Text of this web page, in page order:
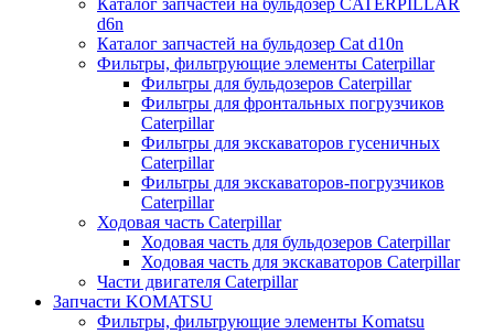
Каталог запчастей на бульдозер CATERPILLAR
d6n
Каталог запчастей на бульдозер Сat d10n
Фильтры, фильтрующие элементы Caterpillar
Фильтры для бульдозеров Caterpillar
Фильтры для фронтальных погрузчиков
Caterpillar
Фильтры для экскаваторов гусеничных
Caterpillar
Фильтры для экскаваторов-погрузчиков
Caterpillar
Ходовая часть Caterpillar
Ходовая часть для бульдозеров Caterpillar
Ходовая часть для экскаваторов Caterpillar
Части двигателя Caterpillar
Запчасти KOMATSU
Фильтры, фильтрующие элементы Komatsu